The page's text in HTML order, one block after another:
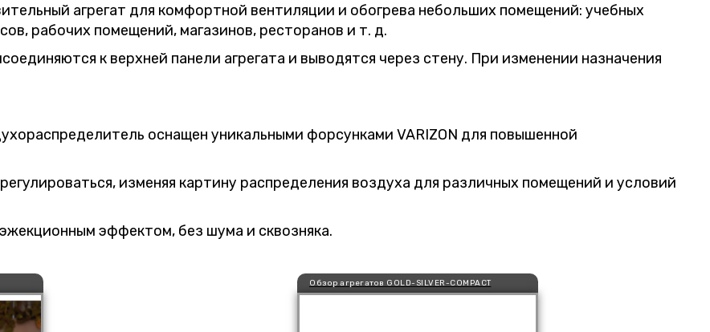
агрегат для комфортной вентиляции и обогрева небольших помещений: учебных
рабочих помещений, магазинов, ресторанов и т. д.
к верхней панели агрегата и выводятся через стену. При изменении назначения
оснащен уникальными форсунками VARIZON для повышенной
изменяя картину распределения воздуха для различных помещений и условий
эффектом, без шума и сквозняка.
Обзор агрегатов GOLD-SILVER-COMPACT